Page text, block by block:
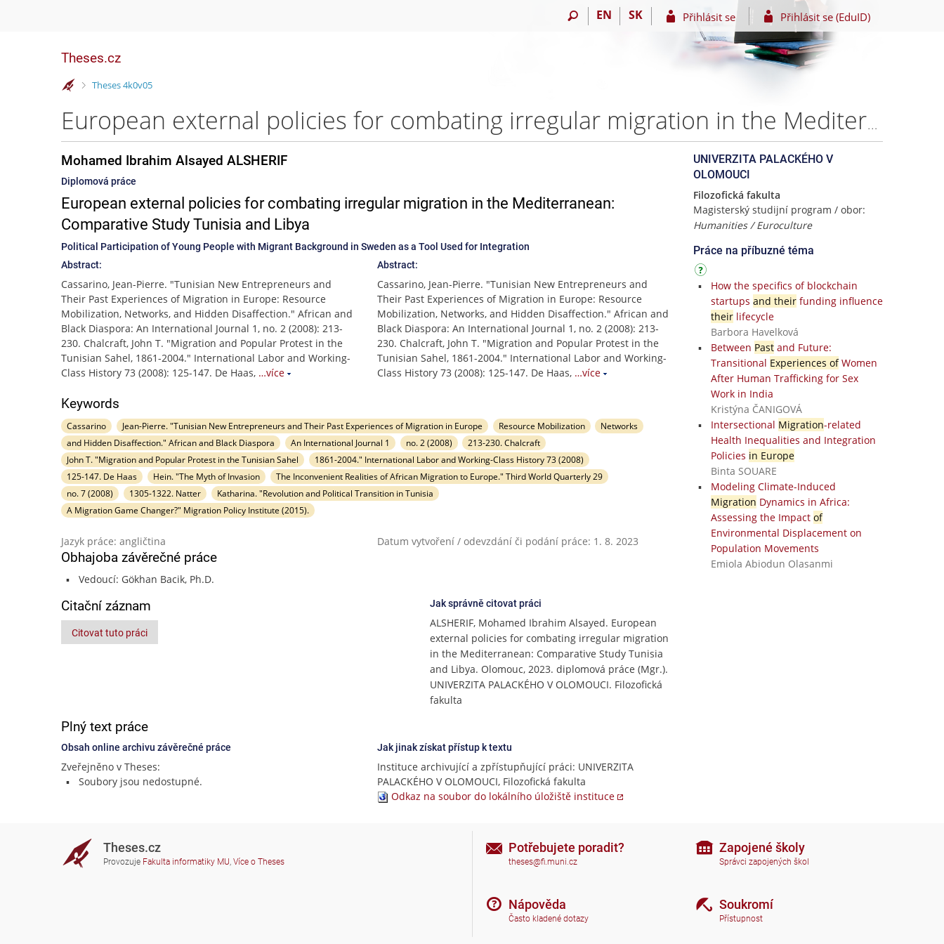
EN SK Přihlásit se Přihlásit se (EduID)
Theses.cz
>
Theses 4k0v05
European external policies for combating irregular migration in the Mediterranean: Comparative Study Tunisia and Libya – Mohamed Ibrahim Alsayed ALSHERIF
Mohamed Ibrahim Alsayed ALSHERIF
Diplomová práce
European external policies for combating irregular migration in the Mediterranean:
Comparative Study Tunisia and Libya
Political Participation of Young People with Migrant Background in Sweden as a Tool Used for Integration
Abstract:
Cassarino, Jean-Pierre. "Tunisian New Entrepreneurs and
Their Past Experiences of Migration in Europe: Resource
Mobilization, Networks, and Hidden Disaffection." African and
Black Diaspora: An International Journal 1, no. 2 (2008): 213-
230. Chalcraft, John T. "Migration and Popular Protest in the
Tunisian Sahel, 1861-2004." International Labor and Working-
Class History 73 (2008): 125-147. De Haas, …více
Abstract:
Cassarino, Jean-Pierre. "Tunisian New Entrepreneurs and
Their Past Experiences of Migration in Europe: Resource
Mobilization, Networks, and Hidden Disaffection." African and
Black Diaspora: An International Journal 1, no. 2 (2008): 213-
230. Chalcraft, John T. "Migration and Popular Protest in the
Tunisian Sahel, 1861-2004." International Labor and Working-
Class History 73 (2008): 125-147. De Haas, …více
Keywords
Cassarino Jean-Pierre. "Tunisian New Entrepreneurs and Their Past Experiences of Migration in Europe Resource Mobilization
Networks
and Hidden Disaffection." African and Black Diaspora
An International Journal 1 no. 2 (2008)
213-230. Chalcraft
John T. "Migration and Popular Protest in the Tunisian Sahel
1861-2004." International Labor and Working-Class History 73 (2008)
125-147. De Haas
Hein. "The Myth of Invasion
The Inconvenient Realities of African Migration to Europe." Third World Quarterly 29
no. 7 (2008)
1305-1322. Natter
Katharina. "Revolution and Political Transition in Tunisia
A Migration Game Changer?" Migration Policy Institute (2015).
Jazyk práce: angličtina Datum vytvoření / odevzdání či podání práce: 1. 8. 2023
Obhajoba závěrečné práce
Vedoucí: Gökhan Bacik, Ph.D.
Citační záznam
Citovat tuto práci
Jak správně citovat práci
ALSHERIF, Mohamed Ibrahim Alsayed. European
external policies for combating irregular migration
in the Mediterranean: Comparative Study Tunisia
and Libya. Olomouc, 2023. diplomová práce (Mgr.).
UNIVERZITA PALACKÉHO V OLOMOUCI. Filozofická
fakulta
Plný text práce
Obsah online archivu závěrečné práce
Zveřejněno v Theses:
Soubory jsou nedostupné.
Jak jinak získat přístup k textu
Instituce archivující a zpřístupňující práci: UNIVERZITA
PALACKÉHO V OLOMOUCI, Filozofická fakulta
Odkaz na soubor do lokálního úložiště instituce
UNIVERZITA PALACKÉHO V
OLOMOUCI
Filozofická fakulta
Magisterský studijní program / obor:
Humanities / Euroculture
Práce na příbuzné téma
How the specifics of blockchain
startups and theirfunding influence
theirlifecycle
Barbora Havelková
Between Pastand Future:
Transitional Experiences ofWomen
After Human Trafficking for Sex
Work in India
Kristýna ČANIGOVÁ
Intersectional Migration-related
Health Inequalities and Integration
Policies in Europe
Binta SOUARE
Modeling Climate-Induced
Migration Dynamics in Africa:
Assessing the Impact of
Environmental Displacement on
Population Movements
Emiola Abiodun Olasanmi
Theses.cz
Provozuje Fakulta informatiky MU, Více o Theses
Potřebujete poradit?
theses@fi.muni.cz
Nápověda
Často kladené dotazy
Zapojené školy
Správci zapojených škol
Soukromí
Přístupnost